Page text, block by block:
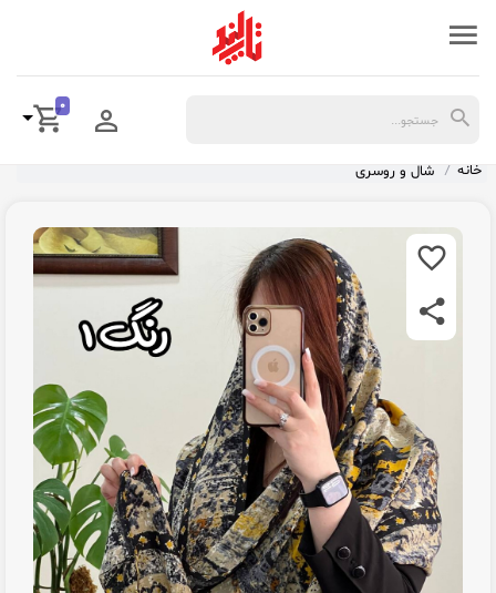
0
خانه شال و روسری